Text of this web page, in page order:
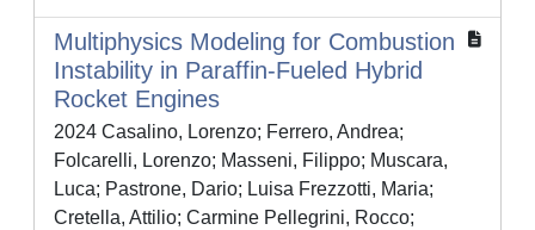
Multiphysics Modeling for Combustion
Instability in Paraffin-Fueled Hybrid
Rocket Engines
2024 Casalino, Lorenzo; Ferrero, Andrea;
Folcarelli, Lorenzo; Masseni, Filippo; Muscara,
Luca; Pastrone, Dario; Luisa Frezzotti, Maria;
Cretella, Attilio; Carmine Pellegrini, Rocco;